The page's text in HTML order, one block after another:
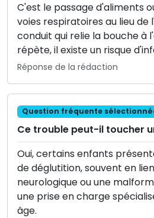
C'est le passage d'aliments
voies respiratoires au lieu
conduit qui relie la bouche à
répète, il existe un risque
Réponse de la rédaction
Question fréquente
Ce trouble peut-il toucher
Oui, certains enfants
de déglutition, souvent en
neurologique ou une
une prise en charge
âge.